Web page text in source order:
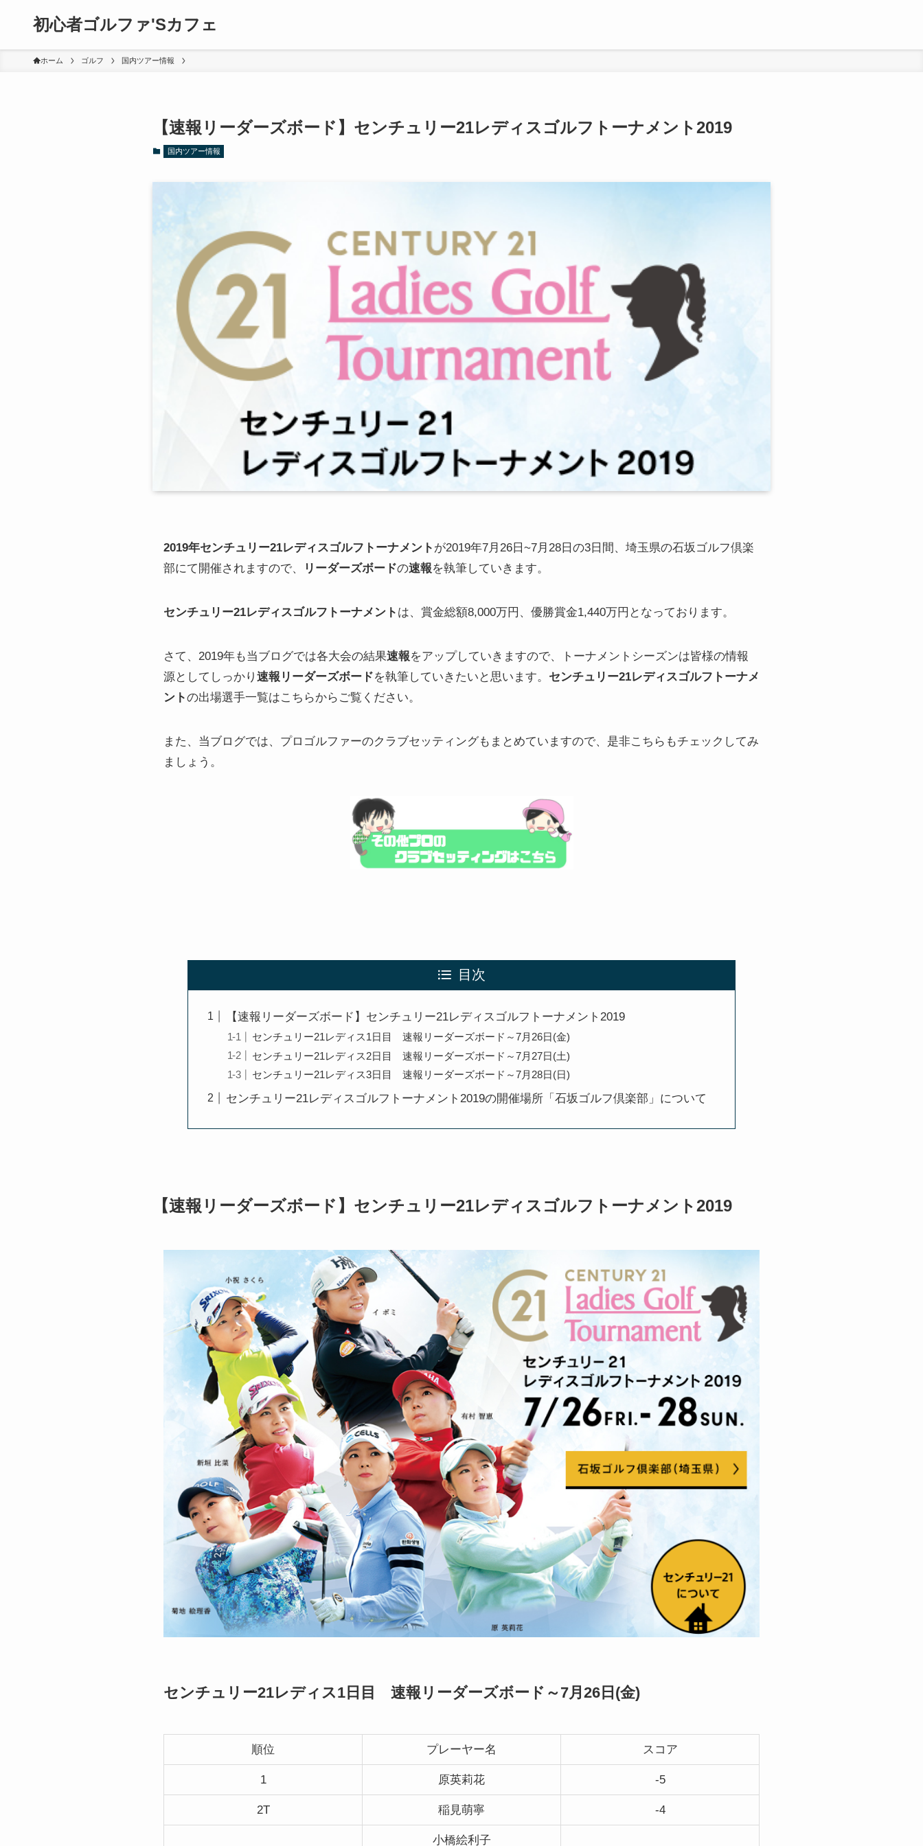
初心者ゴルファ'Sカフェ
ホーム ゴルフ 国内ツアー情報
【速報リーダーズボード】センチュリー21レディスゴルフトーナメント2019
国内ツアー情報
2019年センチュリー21レディスゴルフトーナメント が2019年7月26日~7月28日の3日間、 埼玉県の石坂ゴルフ倶楽
部にて開催されますので、 リーダーズボードの速報を執筆していきます。
センチュリー21レディスゴルフトーナメント は、賞金総額8,000万円、優勝賞金1,440万円となっております。
さて、2019年も当ブログでは各大会の結果速報をアップしていきますので、トーナメントシーズンは皆様の情報
源としてしっかり 速報リーダーズボードを執筆していきたいと思います。 センチュリー21レディスゴルフトーナメ
ントの出場選手一覧はこちらからご覧ください。
また、当ブログでは、プロゴルファーのクラブセッティングもまとめていますので、是非こちらもチェックしてみ
ましょう。
目次
【速報リーダーズボード】センチュリー21レディスゴルフトーナメント2019
センチュリー21レディス1日目 速報リーダーズボード～7月26日(金)
センチュリー21レディス2日目 速報リーダーズボード～7月27日(土)
センチュリー21レディス3日目 速報リーダーズボード～7月28日(日)
センチュリー21レディスゴルフトーナメント2019の開催場所「石坂ゴルフ倶楽部」について
【速報リーダーズボード】センチュリー21レディスゴルフトーナメント2019
センチュリー21レディス1日目 速報リーダーズボード～7月26日(金)
順位 プレーヤー名 スコア
1 原英莉花 -5
2T 稲見萌寧 -4
小橋絵利子